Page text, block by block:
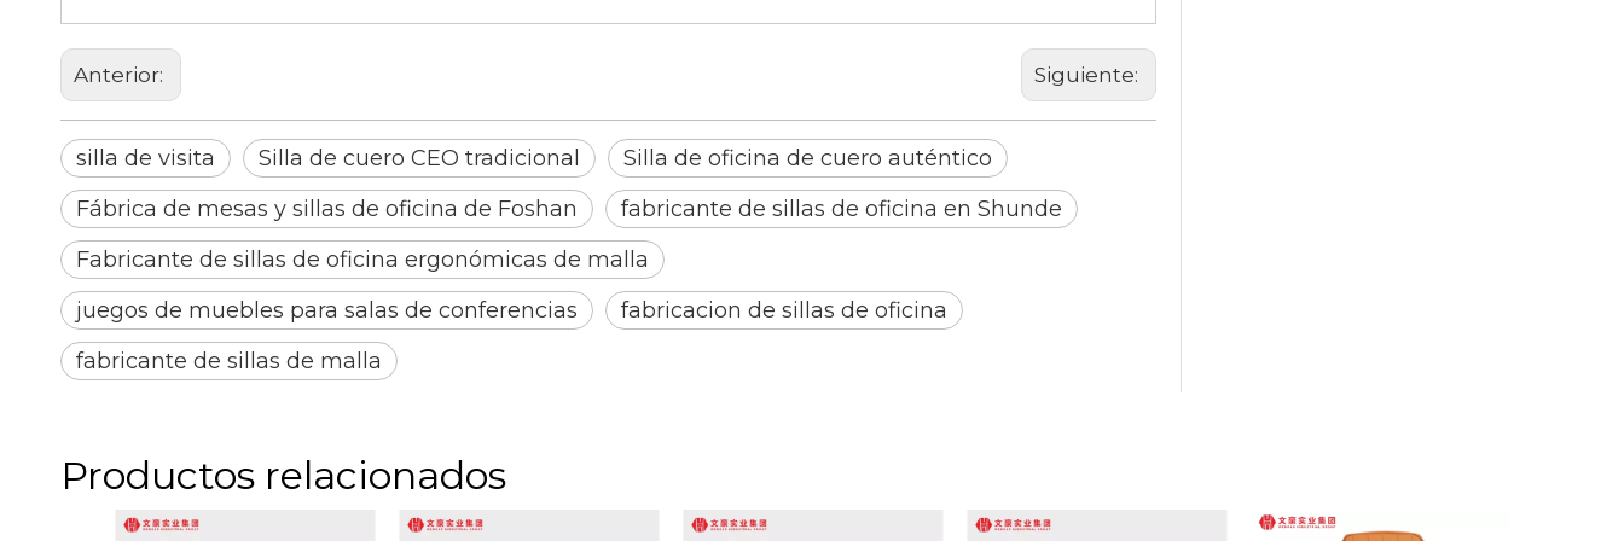
Anterior: Siguiente:
silla de visita Silla de cuero CEO tradicional
Silla de oficina de cuero auténtico
Fábrica de mesas y sillas de oficina de Foshan
fabricante de sillas de oficina en Shunde
Fabricante de sillas de oficina ergonómicas de malla
juegos de muebles para salas de conferencias
fabricacion de sillas de oficina
fabricante de sillas de malla
Productos relacionados